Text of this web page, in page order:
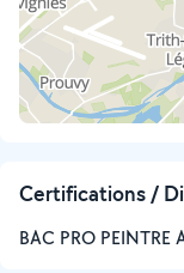
Certifications /
BAC PRO PEINTRE